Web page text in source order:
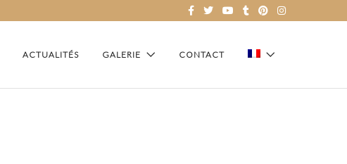
ACTUALITÉS GALERIE CONTACT